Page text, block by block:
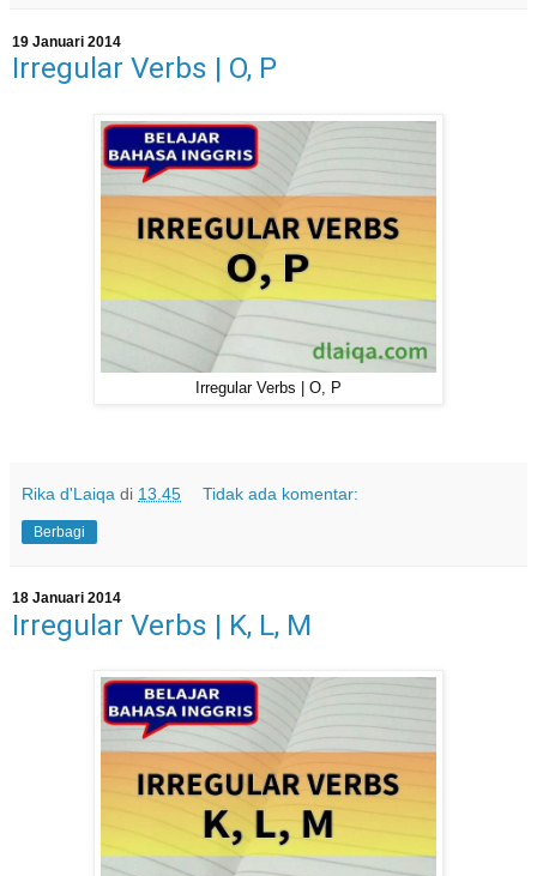
19 Januari 2014
Irregular Verbs | O, P
Irregular Verbs | O, P
Rika d'Laiqa di 13.45 Tidak ada komentar:
Berbagi
18 Januari 2014
Irregular Verbs | K, L, M